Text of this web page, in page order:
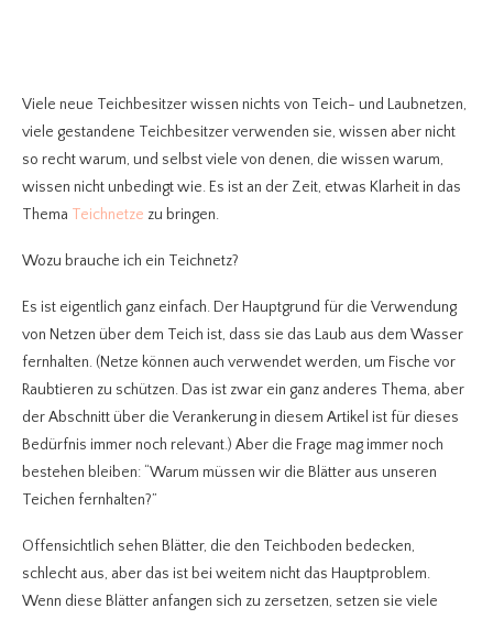
Viele neue Teichbesitzer wissen nichts von Teich- und Laubnetzen,
viele gestandene Teichbesitzer verwenden sie, wissen aber nicht
so recht warum, und selbst viele von denen, die wissen warum,
wissen nicht unbedingt wie. Es ist an der Zeit, etwas Klarheit in das
Thema Teichnetze zu bringen.
Wozu brauche ich ein Teichnetz?
Es ist eigentlich ganz einfach. Der Hauptgrund für die Verwendung
von Netzen über dem Teich ist, dass sie das Laub aus dem Wasser
fernhalten. (Netze können auch verwendet werden, um Fische vor
Raubtieren zu schützen. Das ist zwar ein ganz anderes Thema, aber
der Abschnitt über die Verankerung in diesem Artikel ist für dieses
Bedürfnis immer noch relevant.) Aber die Frage mag immer noch
bestehen bleiben: “Warum müssen wir die Blätter aus unseren
Teichen fernhalten?”
Offensichtlich sehen Blätter, die den Teichboden bedecken,
schlecht aus, aber das ist bei weitem nicht das Hauptproblem.
Wenn diese Blätter anfangen sich zu zersetzen, setzen sie viele